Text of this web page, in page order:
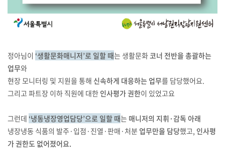
정아님이 ‘생활문화매니저’로 일할 때는 생활문화코너 전반을 총괄하는
업무와
현장 모니터링 및 지원을 통해 신속하게 대응하는 업무를 담당했어요.
그리고 파트장 이하 직원에 대한 인사평가 권한이 있었고요
그런데 ‘냉동냉장영업담당’으로 일할 때는 매니저의 지휘·감독 아래
냉장냉동 식품의 발주·입점·진열·판매·처분 업무만을 담당했고, 인사평
가 권한도 없어졌어요.